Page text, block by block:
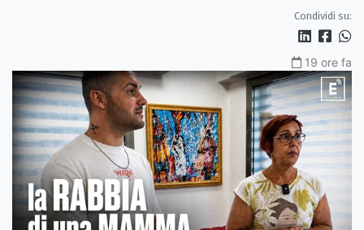
Condividi su:
19 ore fa